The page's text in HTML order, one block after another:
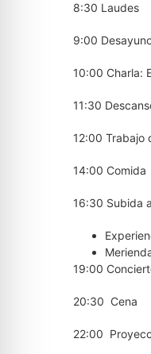
8:30 Laudes
9:00
10:00 Charla:
11:30
12:00 Trabajo
14:00 Comida
16:30 Subida
19:00
20:30 Cena
22:00